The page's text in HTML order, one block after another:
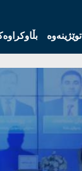
توێژینەوە